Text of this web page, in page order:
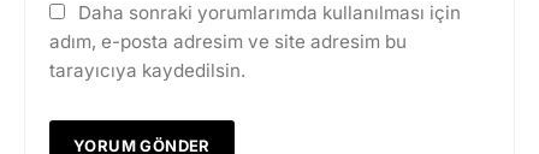
Daha sonraki yorumlarımda kullanılması için
adım, e-posta adresim ve site adresim bu
tarayıcıya kaydedilsin.